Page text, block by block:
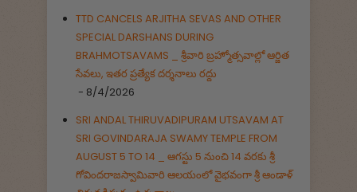
TTD CANCELS ARJITHA SEVAS AND OTHER
SPECIAL DARSHANS DURING
BRAHMOTSAVAMS _ శ్రీవారి బ్రహ్మోత్సవాల్లో ఆర్జిత
సేవలు, ఇతర ప్రత్యేక దర్శనాలు రద్దు
- 8/4/2026
SRI ANDAL THIRUVADIPURAM UTSAVAM AT
SRI GOVINDARAJA SWAMY TEMPLE FROM
AUGUST 5 TO 14 _ ఆగస్టు 5 నుంచి 14 వరకు శ్రీ
గోవిందరాజస్వామివారి ఆలయంలో వైభవంగా శ్రీ ఆండాళ్